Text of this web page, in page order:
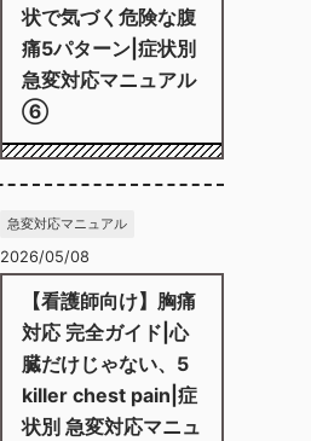
状で気づく危険な腹
痛5パターン|症状別
急変対応マニュアル
⑥
急変対応マニュアル
2026/05/08
【看護師向け】胸痛
対応 完全ガイド|心
臓だけじゃない、5
killer chest pain|症
状別 急変対応マニュ